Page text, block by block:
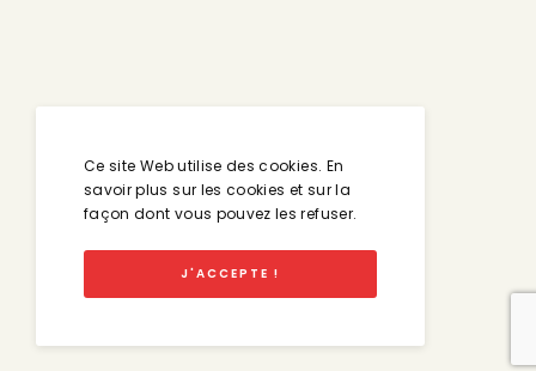
Ce site Web utilise des cookies. En
savoir plus sur les cookies et sur la
façon dont vous pouvez les refuser.
J'ACCEPTE !